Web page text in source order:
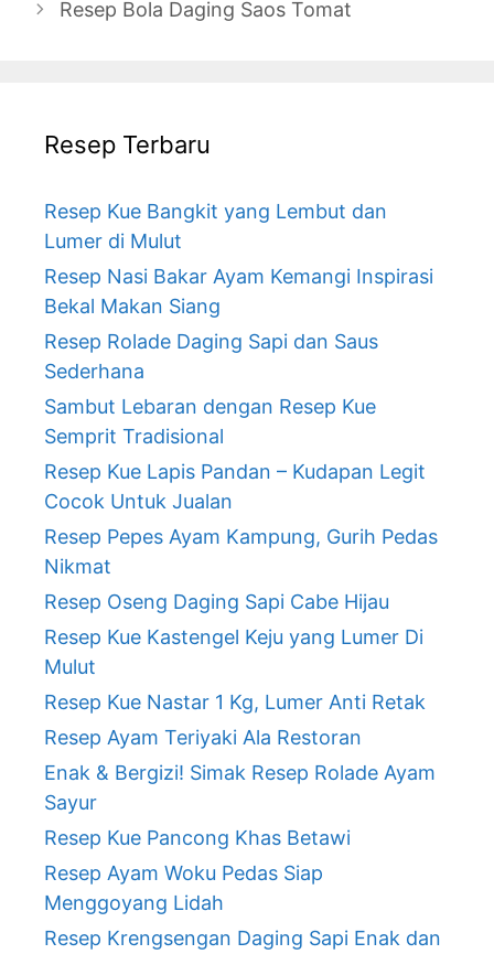
Resep Bola Daging Saos Tomat
Resep Terbaru
Resep Kue Bangkit yang Lembut dan
Lumer di Mulut
Resep Nasi Bakar Ayam Kemangi Inspirasi
Bekal Makan Siang
Resep Rolade Daging Sapi dan Saus
Sederhana
Sambut Lebaran dengan Resep Kue
Semprit Tradisional
Resep Kue Lapis Pandan – Kudapan Legit
Cocok Untuk Jualan
Resep Pepes Ayam Kampung, Gurih Pedas
Nikmat
Resep Oseng Daging Sapi Cabe Hijau
Resep Kue Kastengel Keju yang Lumer Di
Mulut
Resep Kue Nastar 1 Kg, Lumer Anti Retak
Resep Ayam Teriyaki Ala Restoran
Enak & Bergizi! Simak Resep Rolade Ayam
Sayur
Resep Kue Pancong Khas Betawi
Resep Ayam Woku Pedas Siap
Menggoyang Lidah
Resep Krengsengan Daging Sapi Enak dan